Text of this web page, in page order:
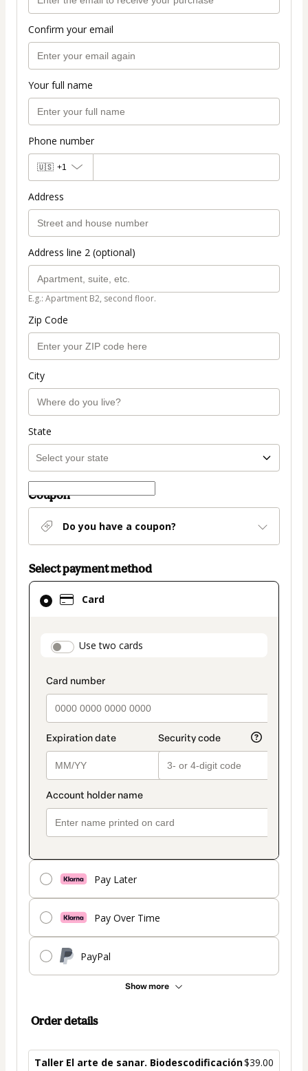
Confirm your email
Your full name
Phone number
🇺🇸 +1
Address
Address line 2 (optional)
E.g.: Apartment B2, second floor.
Zip Code
City
State
Coupon
Do you have a coupon?
Select payment method
Card
payment_data.section_title_v2
Use two cards
Pay Later
Pay Over Time
PayPal
Show more
Card
selected
method
Order details
Taller El arte de sanar. Biodescodificación$39.00